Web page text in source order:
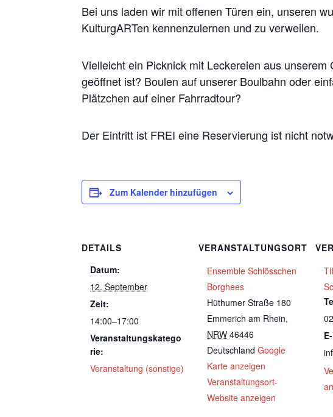
Bei uns laden wir mit offenen Türen ein, unseren
KulturgARTen kennenzulernen und zu verweilen.
Vielleicht ein Picknick mit Leckereien aus
geöffnet ist? Boulen auf unserer Boulbahn oder
Plätzchen auf einer Fahrradtour?
Der Eintritt ist FREI eine Reservierung ist nicht
Zum Kalender hinzufügen
DETAILS
Datum:
12. September
Zeit:
14:00–17:00
Veranstaltungskatego
rie:
Veranstaltung (sonstige)
VERANSTALTUNGSORT
Ensemble Schlösschen
Borghees
Hüthumer Straße 180
Emmerich am Rhein,
NRW 46446
Deutschland Google
Karte anzeigen
Veranstaltungsort-
Website anzeigen